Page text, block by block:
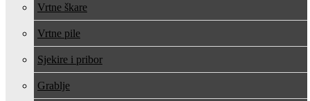
Vrtne škare
Vrtne pile
Sjekire i pribor
Grablje